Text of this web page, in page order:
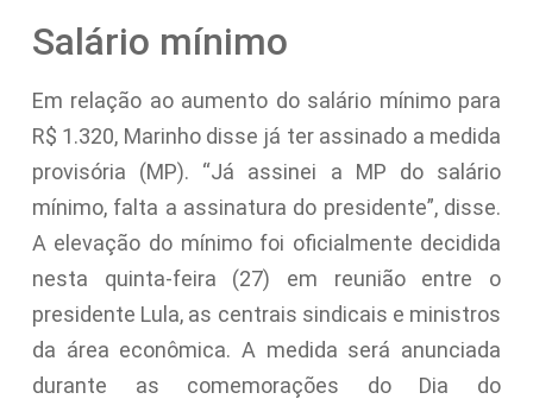
Salário mínimo
Em relação ao aumento do salário mínimo para
R$ 1.320, Marinho disse já ter assinado a medida
provisória (MP). “Já assinei a MP do salário
mínimo, falta a assinatura do presidente”, disse.
A elevação do mínimo foi oficialmente decidida
nesta quinta-feira (27) em reunião entre o
presidente Lula, as centrais sindicais e ministros
da área econômica. A medida será anunciada
durante as comemorações do Dia do